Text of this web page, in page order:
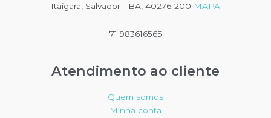
Itaigara, Salvador - BA, 40276-200 MAPA
71 983616565
Atendimento ao cliente
Quem somos
Minha conta